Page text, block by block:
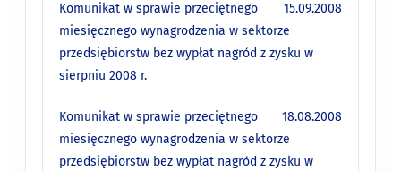
15.09.2008
Komunikat w sprawie przeciętnego
miesięcznego wynagrodzenia w sektorze
przedsiębiorstw bez wypłat nagród z zysku w
sierpniu 2008 r.
18.08.2008
Komunikat w sprawie przeciętnego
miesięcznego wynagrodzenia w sektorze
przedsiębiorstw bez wypłat nagród z zysku w